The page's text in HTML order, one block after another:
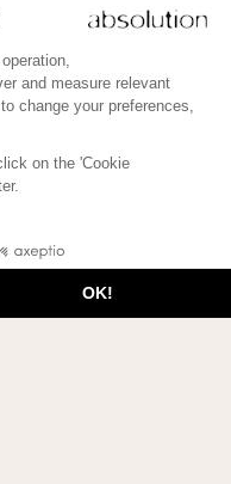
Tous droits réservés.
THERAPY
!
de Beauté dans votre
!